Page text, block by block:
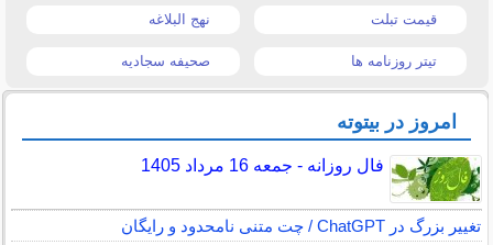
قیمت تبلت نهج البلاغه
تیتر روزنامه ها صحیفه سجادیه
امروز در بیتوته
فال روزانه - جمعه 16 مرداد 1405
تغییر بزرگ در ChatGPT / چت متنی نامحدود و رایگان